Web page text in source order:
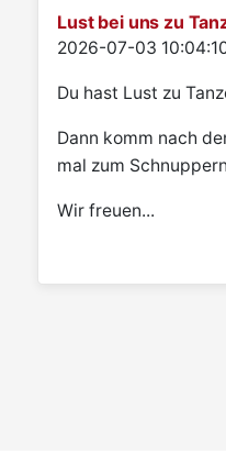
Lust bei uns zu
Details
2026-07-03
Du hast Lust zu
Dann komm nach
mal zum
Wir freuen...